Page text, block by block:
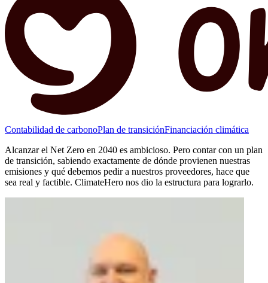
Contabilidad de carbonoPlan de transiciónFinanciación climática
Alcanzar el Net Zero en 2040 es ambicioso. Pero contar con un plan
de transición, sabiendo exactamente de dónde provienen nuestras
emisiones y qué debemos pedir a nuestros proveedores, hace que
sea real y factible. ClimateHero nos dio la estructura para lograrlo.